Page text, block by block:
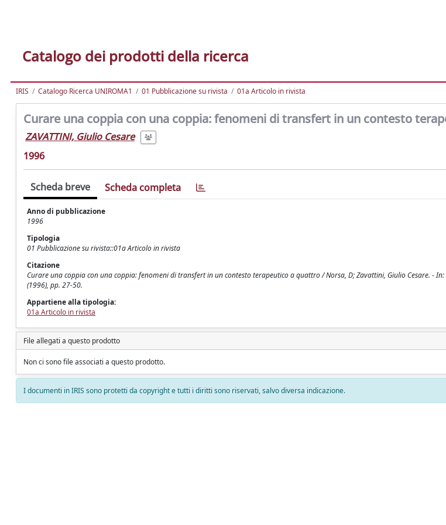
Catalogo dei prodotti della ricerca
IRIS Catalogo Ricerca UNIROMA1 01 Pubblicazione su rivista 01a Articolo in rivista
Curare una coppia con una coppia: fenomeni di transfert in un contesto
ZAVATTINI, Giulio Cesare
1996
Scheda breve Scheda completa
Anno di pubblicazione
1996
Tipologia
01 Pubblicazione su rivista::01a Articolo in rivista
Citazione
Curare una coppia con una coppia: fenomeni di transfert in un contesto terapeutico a quattro / Norsa, D; Zavattini, Giulio Cesare. - In:
(1996), pp. 27-50.
Appartiene alla tipologia:
01a Articolo in rivista
File allegati a questo prodotto
Non ci sono file associati a questo prodotto.
I documenti in IRIS sono protetti da copyright e tutti i diritti sono riservati, salvo diversa indicazione.